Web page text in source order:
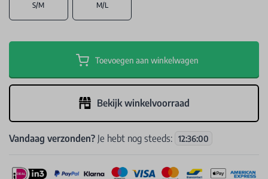
S/M M/L
Toevoegen aan winkelwagen
Bekijk winkelvoorraad
Vandaag verzonden? Je hebt nog steeds: 12:36:00